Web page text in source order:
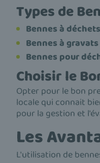
Types de
Bennes à
Bennes à gravats
Bennes pour
Choisir le
Opter pour le bon
locale qui connait
pour la gestion et
Les
L'utilisation de